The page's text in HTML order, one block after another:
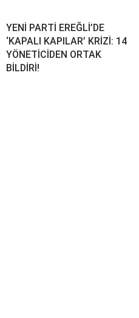
YENİ PARTİ EREĞLİ’DE
‘KAPALI KAPILAR’ KRİZİ: 14
YÖNETİCİDEN ORTAK
BİLDİRİ!